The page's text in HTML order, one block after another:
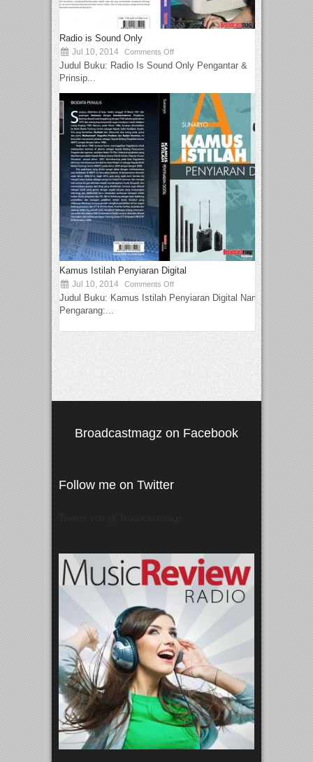
Radio is Sound Only
Jul 10, 2014 Comments Off
Judul Buku: Radio Is Sound Only Pengantar &
Prinsip...
Kamus Istilah Penyiaran Digital
Jul 10, 2014 Comments Off
Judul Buku: Kamus Istilah Penyiaran Digital Nama
Pengarang:...
Broadcastmagz on Facebook
Follow me on Twitter